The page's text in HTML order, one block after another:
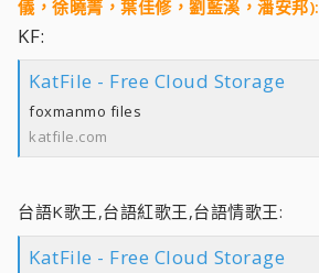
儀，徐曉菁，葉佳修，劉藍溪，潘安邦):
KF:
KatFile - Free Cloud Storage
foxmanmo files
katfile.com
台語K歌王,台語紅歌王,台語情歌王:
KatFile - Free Cloud Storage